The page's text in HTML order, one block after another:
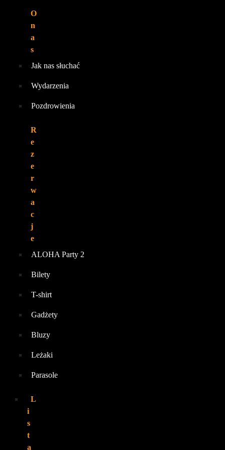
O
n
a
s
Jak nas słuchać
Wydarzenia
Pozdrowienia
R
e
z
e
r
w
a
c
j
e
ALOHA Party 2
Bilety
T-shirt
Gadżety
Bluzy
Leżaki
Parasole
L
i
s
t
a